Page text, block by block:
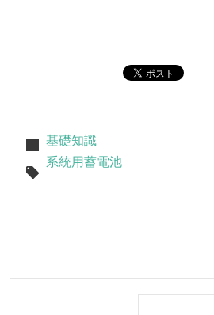
基礎知識
系統用蓄電池